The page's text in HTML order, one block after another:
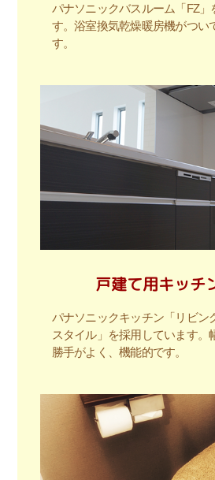
パナソニックバスルーム「FZ」
す。浴室換気乾燥暖房機がつい
す。
戸建て用キッチ
パナソニックキッチン「リビン
スタイル」を採用しています。
勝手がよく、機能的です。